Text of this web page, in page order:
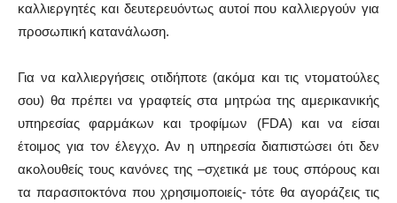
καλλιεργητές και δευτερευόντως αυτοί που καλλιεργούν για
προσωπική κατανάλωση.
Για να καλλιεργήσεις οτιδήποτε (ακόμα και τις ντοματούλες
σου) θα πρέπει να γραφτείς στα μητρώα της αμερικανικής
υπηρεσίας φαρμάκων και τροφίμων (FDA) και να είσαι
έτοιμος για τον έλεγχο. Αν η υπηρεσία διαπιστώσει ότι δεν
ακολουθείς τους κανόνες της –σχετικά με τους σπόρους και
τα παρασιτοκτόνα που χρησιμοποιείς- τότε θα αγοράζεις τις